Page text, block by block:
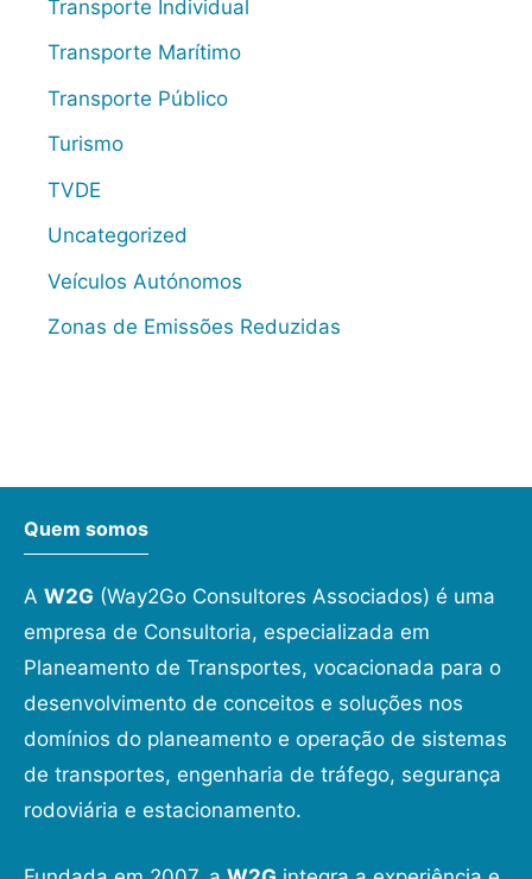
Transporte Individual
Transporte Marítimo
Transporte Público
Turismo
TVDE
Uncategorized
Veículos Autónomos
Zonas de Emissões Reduzidas
Quem somos
A W2G (Way2Go Consultores Associados) é uma
empresa de Consultoria, especializada em
Planeamento de Transportes, vocacionada para o
desenvolvimento de conceitos e soluções nos
domínios do planeamento e operação de sistemas
de transportes, engenharia de tráfego, segurança
rodoviária e estacionamento.